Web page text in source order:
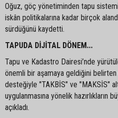
Oğuz, göç yönetiminden tapu
iskân politikalarına kadar birçok
sürdüğünü kaydetti.
TAPUDA DİJİTAL DÖNEM...
Tapu ve Kadastro Dairesi’nde
önemli bir aşamaya geldiğini belirten
desteğiyle "TAKBİS" ve "MAKSİS"
uygulanmasına yönelik hazırlıkların
açıkladı.